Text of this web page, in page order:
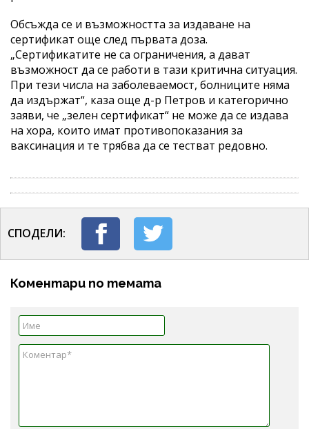
Обсъжда се и възможността за издаване на
сертификат още след първата доза.
„Сертификатите не са ограничения, а дават
възможност да се работи в тази критична ситуация.
При тези числа на заболеваемост, болниците няма
да издържат“, каза още д-р Петров и категорично
заяви, че „зелен сертификат“ не може да се издава
на хора, които имат противопоказания за
ваксинация и те трябва да се тестват редовно.
СПОДЕЛИ:
Коментари по темата